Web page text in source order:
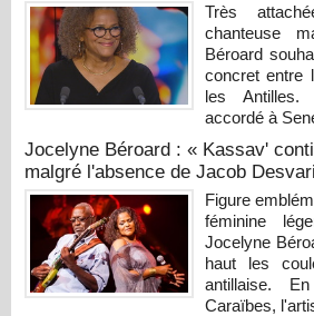
Très
chanteuse
Béroard
concret entre
les Antilles.
accordé à
Jocelyne Béroard : « Kassav'
malgré l'absence de Jacob
Figure
féminine
Jocelyne
haut les
antillaise.
Caraïbes,